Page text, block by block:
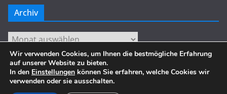
Archiv
Archiv
Copyright © 2026. Alle Rechte vorbehalten.
Wir verwenden Cookies, um Ihnen die bestmögliche Erfahrung
auf unserer Website zu bieten.
In den Einstellungen können Sie erfahren, welche Cookies wir
verwenden oder sie ausschalten.